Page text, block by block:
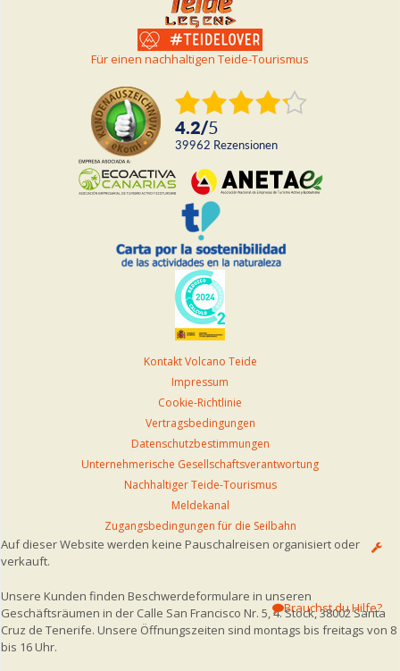
Für einen nachhaltigen Teide-Tourismus
4.2/5
39962 rezensionen
Kontakt Volcano Teide
Impressum
Cookie-Richtlinie
Vertragsbedingungen
Datenschutzbestimmungen
Unternehmerische Gesellschaftsverantwortung
Nachhaltiger Teide-Tourismus
Meldekanal
Zugangsbedingungen für die Seilbahn
Auf dieser Website werden keine Pauschalreisen organisiert oder
verkauft.
Unsere Kunden finden Beschwerdeformulare in unseren
Geschäftsräumen in der Calle San Francisco Nr. 5, 4. Stock, 38002 Santa
Cruz de Tenerife. Unsere Öffnungszeiten sind montags bis freitags von 8
bis 16 Uhr.
Brauchst du Hilfe?